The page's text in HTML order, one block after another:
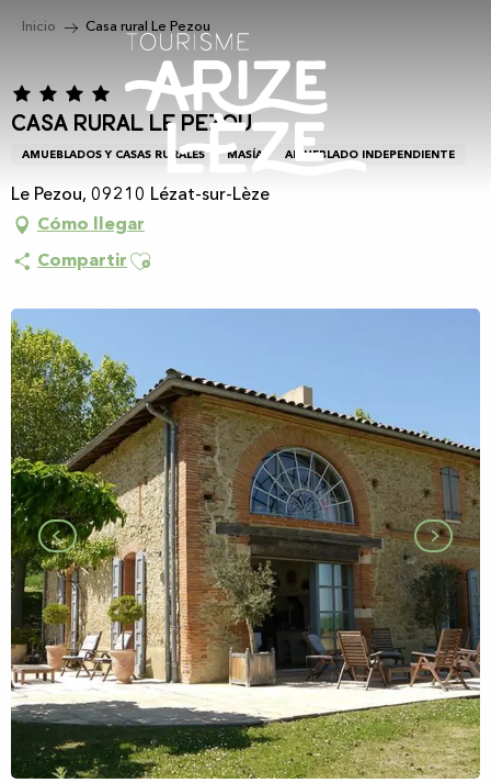
principal
Inicio Casa rural Le Pezou
Casa rural Le Pezou
AMUEBLADOS Y CASAS RURALES MASÍA AMUEBLADO INDEPENDIENTE
Le Pezou, 09210 Lézat-sur-Lèze
Cómo llegar
Compartir Ajouter aux favoris